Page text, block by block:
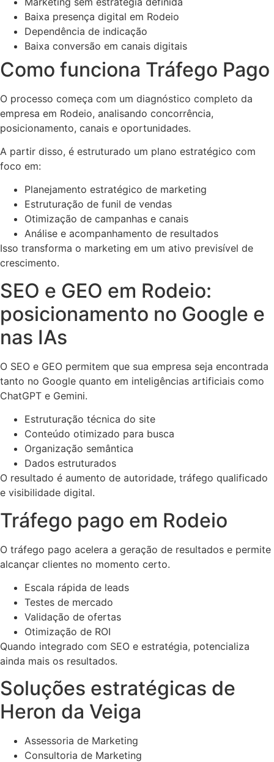
Baixa presença digital em Rodeio
Dependência de indicação
Baixa conversão em canais digitais
Como funciona Tráfego Pago
O processo começa com um diagnóstico completo da
empresa em Rodeio, analisando concorrência,
posicionamento, canais e oportunidades.
A partir disso, é estruturado um plano estratégico com
foco em:
Planejamento estratégico de marketing
Estruturação de funil de vendas
Otimização de campanhas e canais
Análise e acompanhamento de resultados
Isso transforma o marketing em um ativo previsível de
crescimento.
SEO e GEO em Rodeio:
posicionamento no Google e
nas IAs
O SEO e GEO permitem que sua empresa seja encontrada
tanto no Google quanto em inteligências artificiais como
ChatGPT e Gemini.
Estruturação técnica do site
Conteúdo otimizado para busca
Organização semântica
Dados estruturados
O resultado é aumento de autoridade, tráfego qualificado
e visibilidade digital.
Tráfego pago em Rodeio
O tráfego pago acelera a geração de resultados e permite
alcançar clientes no momento certo.
Escala rápida de leads
Testes de mercado
Validação de ofertas
Otimização de ROI
Quando integrado com SEO e estratégia, potencializa
ainda mais os resultados.
Soluções estratégicas de
Heron da Veiga
Assessoria de Marketing
Consultoria de Marketing